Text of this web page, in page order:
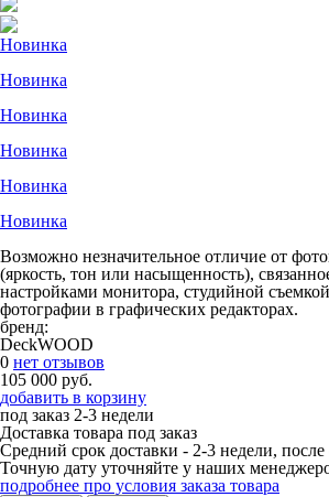
Новинка
Новинка
Новинка
Новинка
Новинка
Новинка
Возможно незначительное отличие от
(яркость, тон или насыщенность),
настройками монитора, студийной
фотографии в графических редакторах.
бренд:
DeckWOOD
0 нет отзывов
105 000 руб.
добавить в корзину
под заказ 2-3 недели
Доставка товара под заказ
Средний срок доставки - 2-3 недели, после
Точную дату уточняйте у наших
подробнее про условия заказа товара